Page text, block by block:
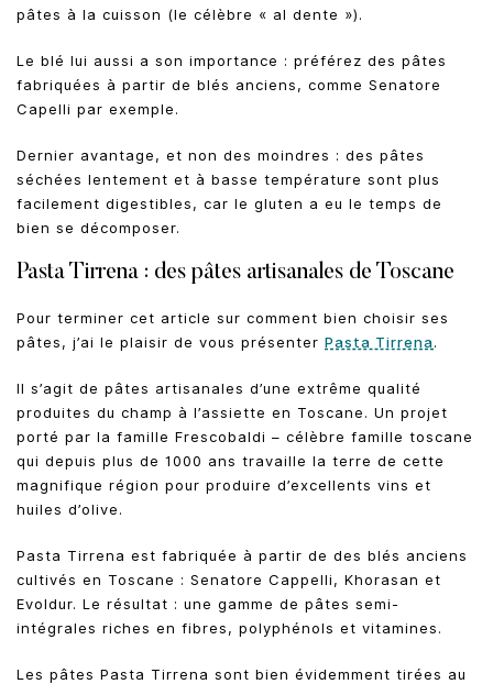
pâtes à la cuisson (le célèbre « al dente »).
Le blé lui aussi a son importance : préférez des pâtes
fabriquées à partir de blés anciens, comme Senatore
Capelli par exemple.
Dernier avantage, et non des moindres : des pâtes
séchées lentement et à basse température sont plus
facilement digestibles, car le gluten a eu le temps de
bien se décomposer.
Pasta Tirrena : des pâtes artisanales de Toscane
Pour terminer cet article sur comment bien choisir ses
pâtes, j’ai le plaisir de vous présenter Pasta Tirrena.
ll s’agit de pâtes artisanales d’une extrême qualité
produites du champ à l’assiette en Toscane. Un projet
porté par la famille Frescobaldi – célèbre famille toscane
qui depuis plus de 1000 ans travaille la terre de cette
magnifique région pour produire d’excellents vins et
huiles d’olive.
Pasta Tirrena est fabriquée à partir de des blés anciens
cultivés en Toscane : Senatore Cappelli, Khorasan et
Evoldur. Le résultat : une gamme de pâtes semi-
intégrales riches en fibres, polyphénols et vitamines.
Les pâtes Pasta Tirrena sont bien évidemment tirées au